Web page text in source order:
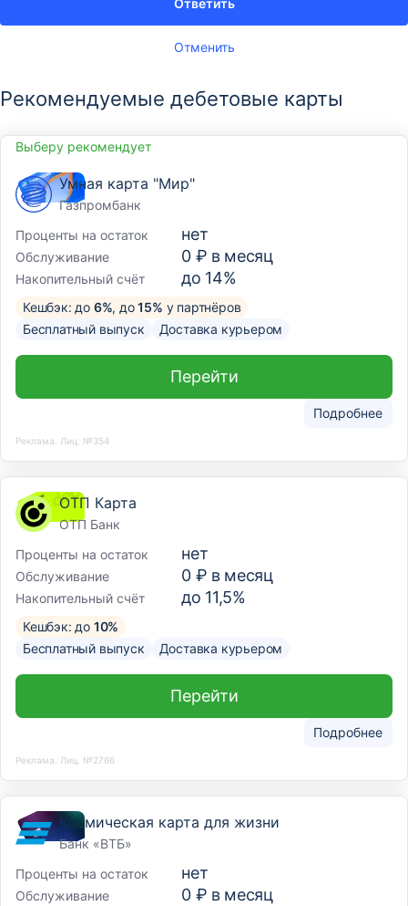
Отменить
Ответить
Рекомендуемые дебетовые карты
Выберу рекомендует
Умная карта "Мир"
Газпромбанк
Проценты на остаток
нет
Обслуживание 0 ₽ в месяц
Накопительный счёт до 14%
Кешбэк: до 6%, до15% у партнёров
Бесплатный выпуск
Доставка курьером
Подробнее
Перейти
Реклама. Лиц. №354
ОТП Карта
ОТП Банк
Проценты на остаток
нет
Обслуживание 0 ₽ в месяц
Накопительный счёт до 11,5%
Кешбэк: до 10%
Бесплатный выпуск
Доставка курьером
Подробнее
Перейти
Реклама. Лиц. №2766
Космическая карта для жизни
Банк «ВТБ»
Проценты на остаток
нет
Обслуживание 0 ₽ в месяц